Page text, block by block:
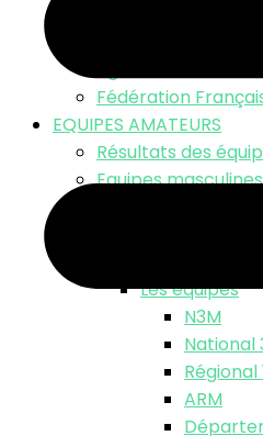
Fédération
EQUIPES AMATEURS
Résultats des
Equipes masculines
Les équipes
N3M
National
Régional
ARM